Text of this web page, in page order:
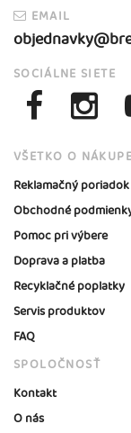
EMAIL
SOCIÁLNE SIETE
VŠETKO O NÁKUPE
Reklamačný poriadok
Obchodné
Pomoc pri výbere
Doprava a platba
Recyklačné poplatky
Servis produktov
FAQ
SPOLOČNOSŤ
Kontakt
O nás